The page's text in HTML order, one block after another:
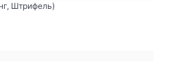
Штрифель)